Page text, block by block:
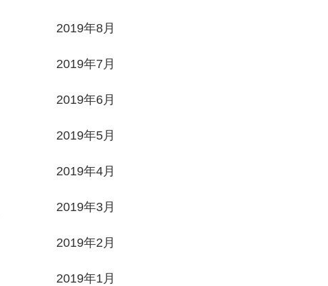
2019年8月
2019年7月
2019年6月
2019年5月
2019年4月
2019年3月
2019年2月
2019年1月